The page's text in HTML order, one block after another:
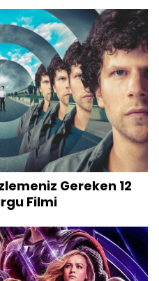
Gereken 12
Filmi